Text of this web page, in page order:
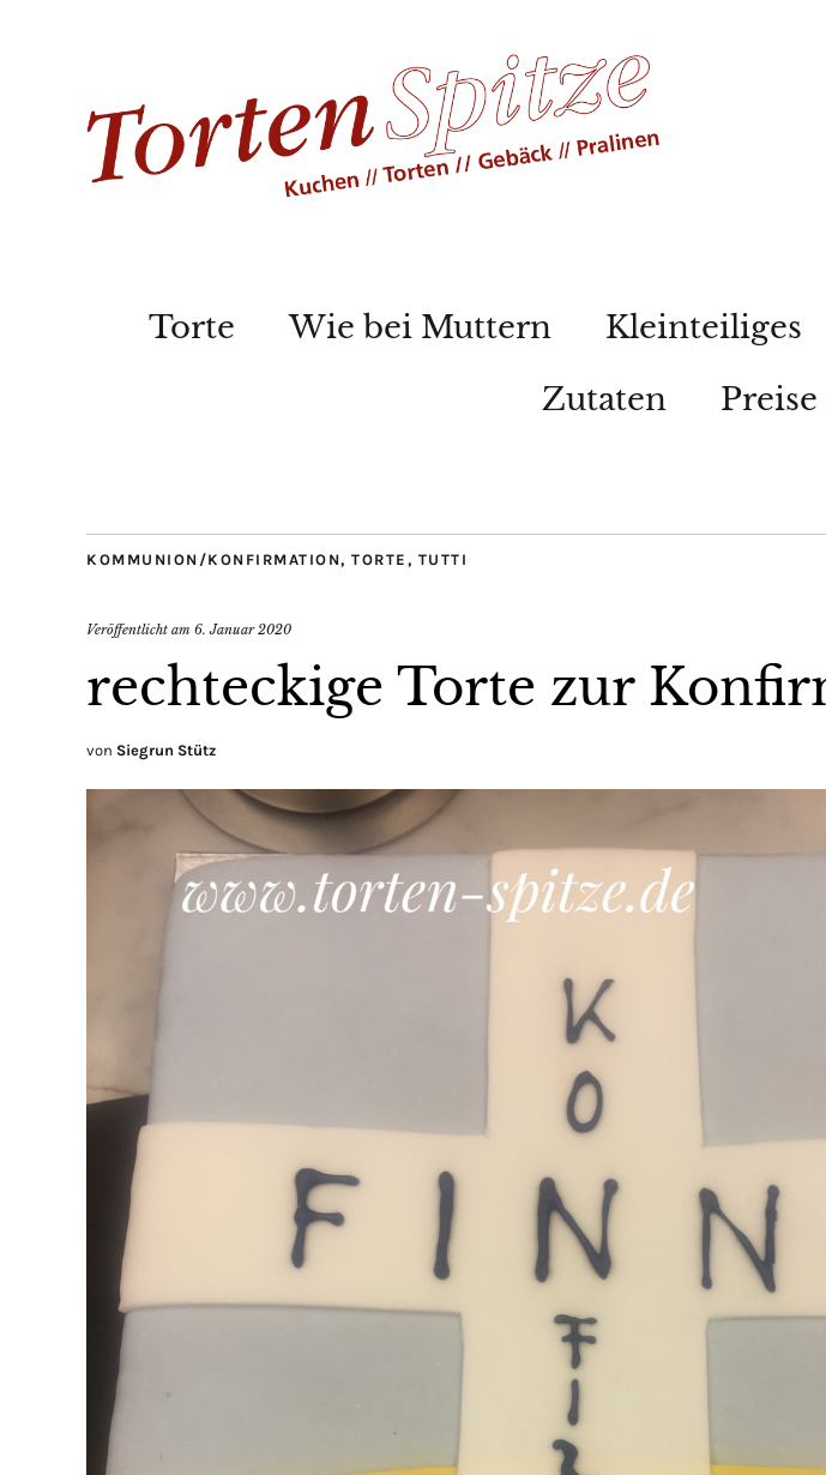
Torte Wie bei Muttern Kleinteiliges
Zutaten
Preise
KOMMUNION/KONFIRMATION, TORTE , TUTTI
Veröffentlicht am 6. Januar 2020
rechteckige Torte zur
von Siegrun Stütz